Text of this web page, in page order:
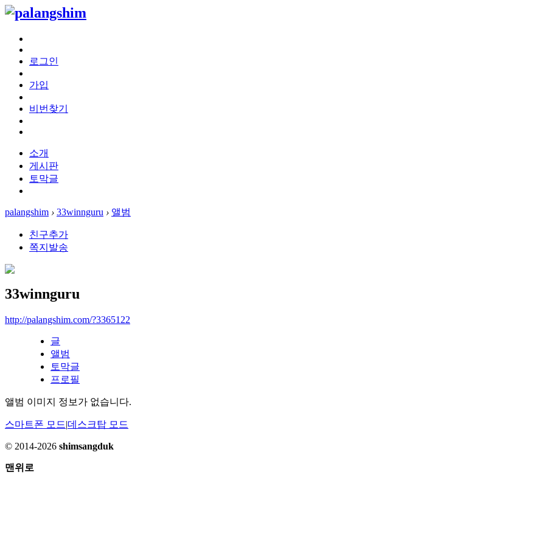
로그인
가입
비번찾기
소개
게시판
토막글
palangshim › 33winnguru › 앨범
친구추가
쪽지발송
33winnguru
http://palangshim.com/?3365122
글
앨범
토막글
프로필
앨범 이미지 정보가 없습니다.
스마트폰 모드|데스크탑 모드
© 2014-2026 shimsangduk
맨위로